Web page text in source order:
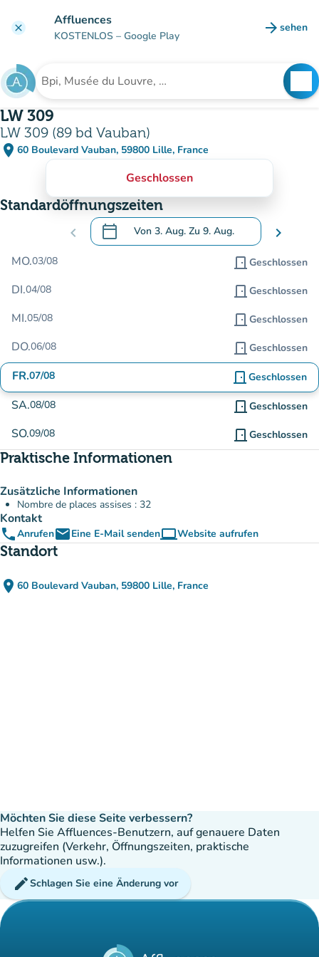
clear Affluences
KOSTENLOS – Google Play arrow_forward sehen
(new
Suche nach einer Einrichtung
LW 309
LW 309 (89 bd Vauban)
place 60 Boulevard Vauban, 59800 Lille, France
(in Google Maps öffnen)
(new tab)
Geschlossen
Standardöffnungszeiten
chevron_left calendar_today Von 3. Aug. Zu 9. Aug.
.Öffnen Sie den Kalender, um Daten zu
chevron_right
MO.03/08 door_front Geschlossen
DI.04/08 door_front Geschlossen
MI.05/08 door_front Geschlossen
DO.06/08 door_front Geschlossen
FR.07/08 door_front Geschlossen
SA.08/08 door_front Geschlossen
SO.09/08 door_front Geschlossen
Praktische Informationen
Zusätzliche Informationen
Nombre de places assises : 32
Kontakt
phoneAnrufenemailEine E-Mail sendencomputerWebsite aufrufen
(new tab)
Standort
place 60 Boulevard Vauban, 59800 Lille, France
(in Google Maps öffnen)
(new tab)
Möchten Sie diese Seite verbessern?
Helfen Sie Affluences-Benutzern, auf genauere Daten
zuzugreifen (Verkehr, Öffnungszeiten, praktische
Informationen usw.).
editSchlagen Sie eine Änderung vor